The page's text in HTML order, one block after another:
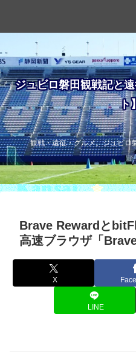
ジュビロ磐田観戦記と
ト
観戦・遠征・グルメ。ジュビロ
Brave Rewardと
高速ブラウザ「Brave
X
LINE